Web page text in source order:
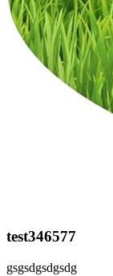
test346577
gsgsdgsdgsdg